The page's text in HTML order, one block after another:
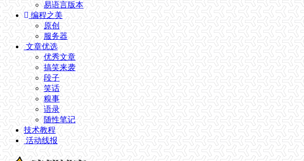
易语言版本
编程之美
原创
服务器
文章优选
优秀文章
搞笑来袭
段子
笑话
糗事
语录
随性笔记
技术教程
活动线报